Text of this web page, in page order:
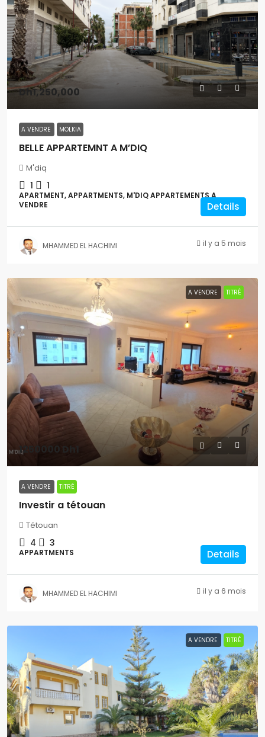
Dh1,250,000
A VENDRE MOLKIA
BELLE APPARTEMNT A M’DIQ
M'diq
1 1
APARTMENT, APPARTMENTS, M'DIQ APPARTEMENTS A
VENDRE
Details
MHAMMED EL HACHIMI il y a 5 mois
A VENDRE TITRÉ
1250000 Dh1
A VENDRE TITRÉ
Investir a tétouan
Tétouan
4 3
APPARTMENTS Details
MHAMMED EL HACHIMI il y a 6 mois
A VENDRE TITRÉ